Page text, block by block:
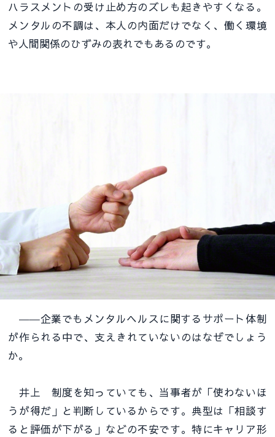
ハラスメントの受け止め方のズレも起きやすくなる。
メンタルの不調は、本人の内面だけでなく、働く環境
や人間関係のひずみの表れでもあるのです。
――企業でもメンタルヘルスに関するサポート体制
が作られる中で、支えきれていないのはなぜでしょう
か。
井上 制度を知っていても、当事者が「使わないほ
うが得だ」と判断しているからです。典型は「相談す
ると評価が下がる」などの不安です。特にキャリア形